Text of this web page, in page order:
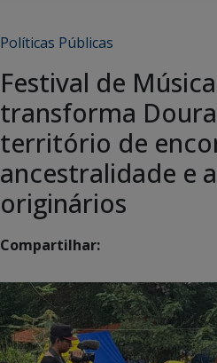
Políticas Públicas
Festival de
transforma
território de
ancestralidade e
originários
Compartilhar: